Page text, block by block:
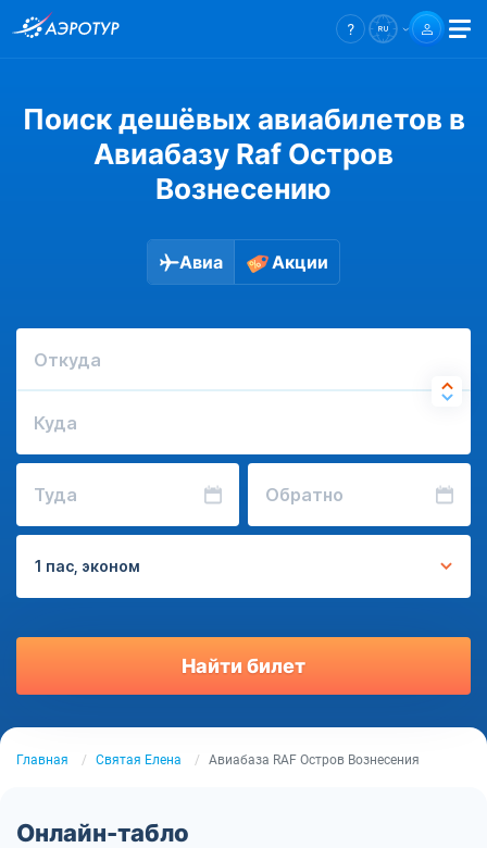
Поиск дешёвых авиабилетов в
Авиабазу Raf Остров
Вознесению
Авиа Акции
Откуда
Куда
Туда Обратно
1 пас, эконом
Найти билет
Главная Святая Елена Авиабаза RAF Остров Вознесения
Онлайн-табло